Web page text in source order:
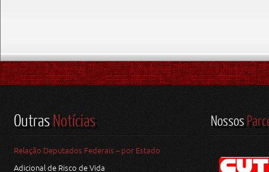
OutrasNotícias
Relação Deputados Federais – por Estado
Adicional de Risco de Vida
Nossos